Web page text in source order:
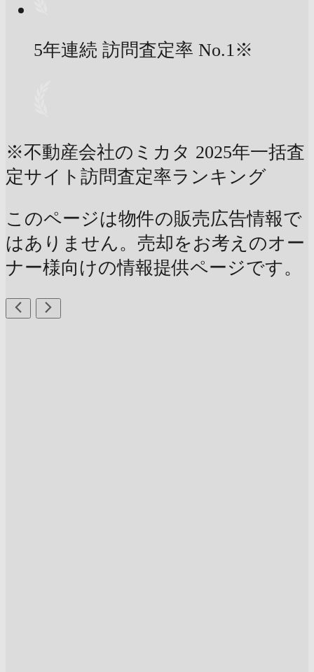
5年連続 訪問査定率 No.1※
※不動産会社のミカタ 2025年一括査
定サイト訪問査定率ランキング
このページは物件の販売広告情報で
はありません。売却をお考えのオー
ナー様向けの情報提供ページです。